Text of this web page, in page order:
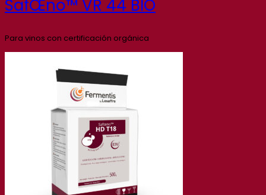
SafŒno™ VR 44 BIO
Para vinos con certificación orgánica